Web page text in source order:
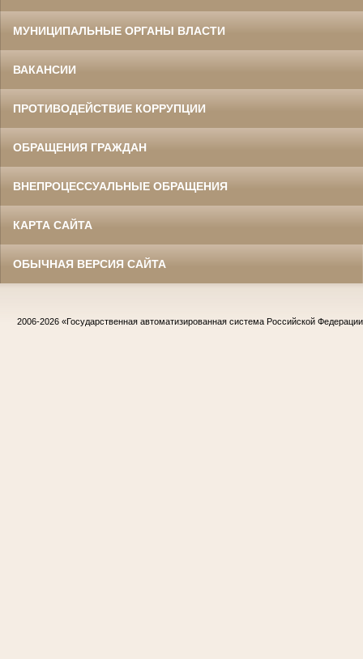
МУНИЦИПАЛЬНЫЕ ОРГАНЫ ВЛАСТИ
ВАКАНСИИ
ПРОТИВОДЕЙСТВИЕ КОРРУПЦИИ
ОБРАЩЕНИЯ ГРАЖДАН
ВНЕПРОЦЕССУАЛЬНЫЕ ОБРАЩЕНИЯ
КАРТА САЙТА
ОБЫЧНАЯ ВЕРСИЯ САЙТА
2006-2026 «Государственная автоматизированная система Российской